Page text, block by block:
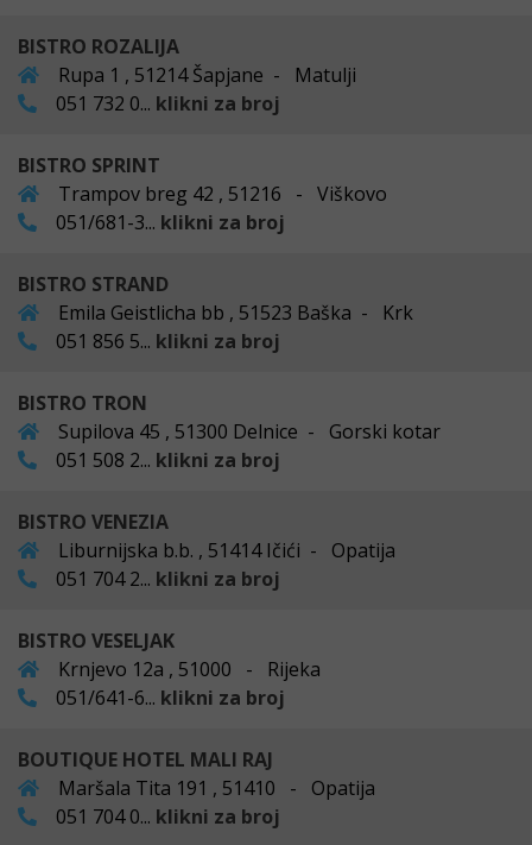
BISTRO ROZALIJA
Rupa 1 , 51214 Šapjane - Matulji
051 732 0... klikni za broj
BISTRO SPRINT
Trampov breg 42 , 51216 - Viškovo
051/681-3... klikni za broj
BISTRO STRAND
Emila Geistlicha bb , 51523 Baška - Krk
051 856 5... klikni za broj
BISTRO TRON
Supilova 45 , 51300 Delnice - Gorski kotar
051 508 2... klikni za broj
BISTRO VENEZIA
Liburnijska b.b. , 51414 Ičići - Opatija
051 704 2... klikni za broj
BISTRO VESELJAK
Krnjevo 12a , 51000 - Rijeka
051/641-6... klikni za broj
BOUTIQUE HOTEL MALI RAJ
Maršala Tita 191 , 51410 - Opatija
051 704 0... klikni za broj